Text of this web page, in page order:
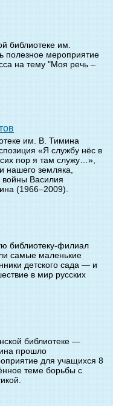
библиотеке им.
полезное мероприятие
на тему "Моя речь –
им. В. Тимина
«Я службу нёс в
пор я там служу…»,
нашего земляка,
войны Василия
(1966–2009).
библиотеку-филиал
самые маленькие
детского сада — и
в мир русских
библиотеке —
прошло
для учащихся 8
теме борьбы с